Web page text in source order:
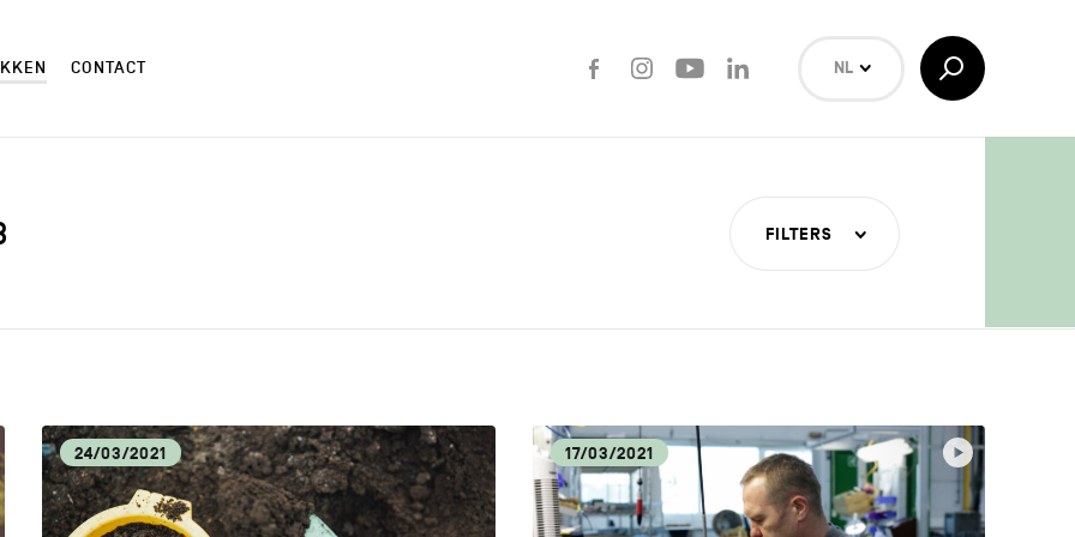
CONTACT
FacebookInstagramYoutube
NL
FR
Toggle
Search
FILTERS
CM CULTUUR
ECONOMISCHE DYNAMIEK HORECA
24/03/2021 17/03/2021